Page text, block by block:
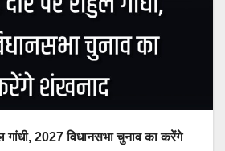
गांधी, 2027 विधानसभा चुनाव का करेंगे